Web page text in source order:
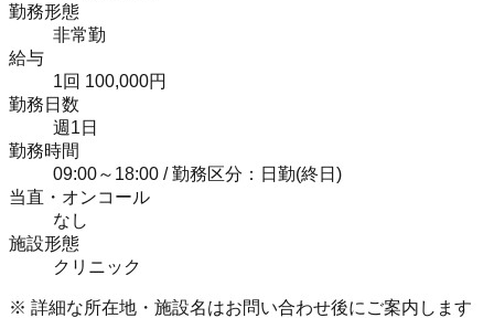
勤務形態
非常勤
給与
1回 100,000円
勤務日数
週1日
勤務時間
09:00～18:00 / 勤務区分：日勤(終日)
当直・オンコール
なし
施設形態
クリニック
※ 詳細な所在地・施設名はお問い合わせ後にご案内します